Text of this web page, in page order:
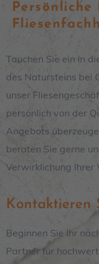
Persönliche
Tauchen Sie ein in
des Natursteins bei
unser
persönlich von der
Angebots
beraten Sie gerne
Verwirklichung Ihrer
Kontaktieren
Beginnen Sie Ihr
Partner für